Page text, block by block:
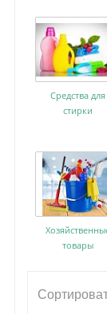
Средства для
стирки
товары